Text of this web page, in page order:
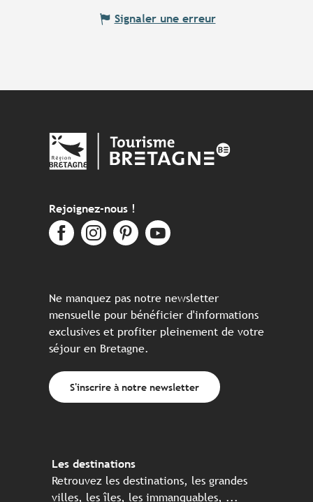
Signaler une erreur
Rejoignez-nous !
Ne manquez pas notre newsletter
mensuelle pour bénéficier d'informations
exclusives et profiter pleinement de votre
séjour en Bretagne.
S'inscrire à notre newsletter
Les destinations
Retrouvez les destinations, les grandes
villes, les îles, les immanquables, ...